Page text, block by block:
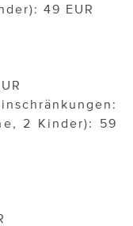
49 EUR
2 Kinder): 59